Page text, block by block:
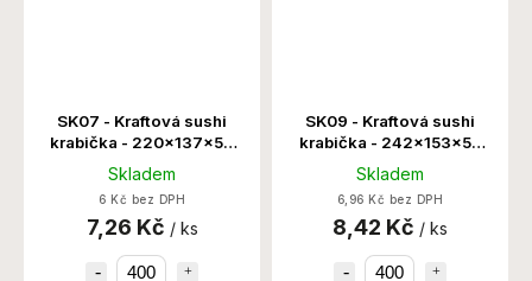
SK07 - Kraftová sushi
krabička - 220x137x50
400 Set/Krt
Skladem
6 Kč bez DPH
7,26 Kč / ks
SK09 - Kraftová sushi
krabička - 242x153x50
400 Set/Krt
Skladem
6,96 Kč bez DPH
8,42 Kč / ks